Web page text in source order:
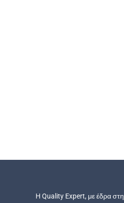
Η Quality Expert, με έδρα στην